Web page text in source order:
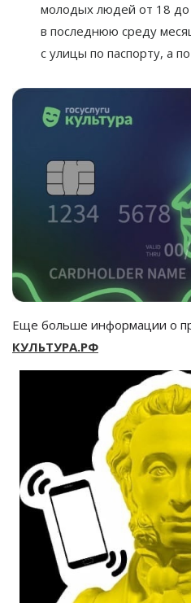
молодых людей от 18 до
в последнюю среду
с улицы по паспорту, а по
Еще больше информации о
КУЛЬТУРА.РФ